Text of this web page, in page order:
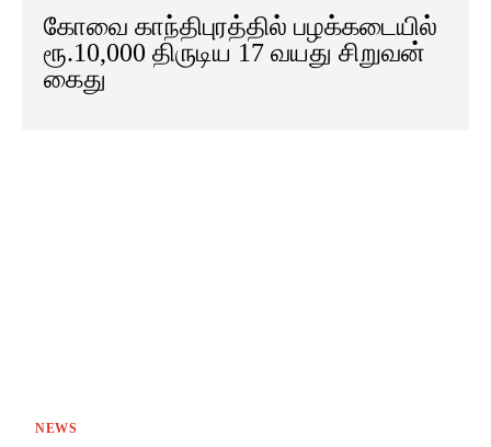
கோவை காந்திபுரத்தில் பழக்கடையில்
ரூ.10,000 திருடிய 17 வயது சிறுவன்
கைது
NEWS